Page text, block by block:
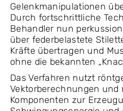
Gelenkmanipulationen
Durch fortschrittliche
Behandler nun
über federbelastete
Kräfte übertragen und
ohne die bekannten
Das Verfahren nutzt
Vektorberechnungen und
Komponenten zur